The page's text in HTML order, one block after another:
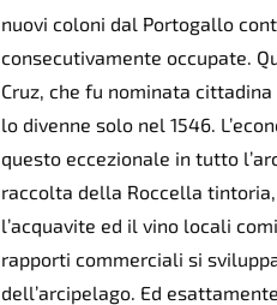
nuovi coloni dal Portogallo
consecutivamente occupate.
Cruz, che fu nominata
lo divenne solo nel 1546.
questo eccezionale in tutto
raccolta della Roccella
l’acquavite ed il vino locali
rapporti commerciali si
dell’arcipelago. Ed